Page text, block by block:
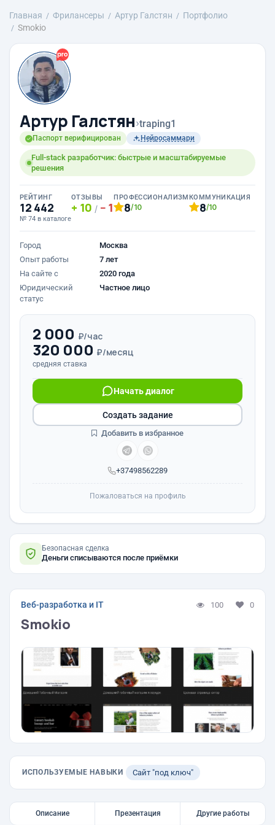
Главная Фрилансеры Артур Галстян
Портфолио
Smokio
Артур Галстян›traping1
Паспорт верифицирован Нейросаммари
Full-stack разработчик: быстрые и масштабируемые
решения
РЕЙТИНГ
12 442
№ 74 в каталоге
ОТЗЫВЫ
10 / 1
ПРОФЕССИОНАЛИЗМ
8/10
КОММУНИКАЦИЯ
8/10
Город
Москва
Опыт работы
7 лет
На сайте с
2020 года
Юридический
статус
Частное лицо
2 000 ₽/час
320 000 ₽/месяц
средняя ставка
+37498562289
Начать диалог
Создать задание
Добавить в избранное
Пожаловаться на профиль
Безопасная сделка
Деньги списываются после приёмки
Веб-разработка и IT 100 0
Smokio
ИСПОЛЬЗУЕМЫЕ НАВЫКИ Сайт "под ключ"
Описание Презентация Другие работы